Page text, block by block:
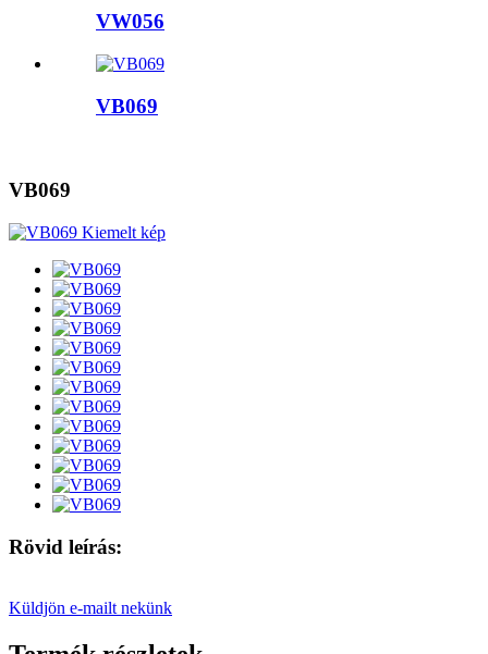
VW056
VB069
VB069
Rövid leírás:
Küldjön e-mailt nekünk